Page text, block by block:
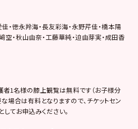
・徳永羚海・長友彩海・永野芹佳・橋本陽
空・秋山由奈・工藤華純・迫由芽実・成田香
1名様の膝上観覧は無料です（お子様分
場合は有料となりますので、チケットセン
てお申込みください。